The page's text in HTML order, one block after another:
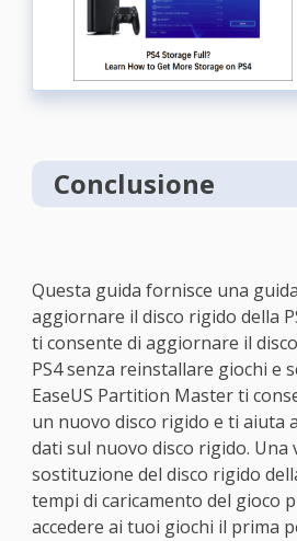
Conclusione
Questa guida fornisce una
aggiornare il disco rigido della
ti consente di aggiornare il
PS4 senza reinstallare giochi e
EaseUS Partition Master ti
un nuovo disco rigido e ti aiuta
dati sul nuovo disco rigido. Una
sostituzione del disco rigido
tempi di caricamento del gioco
accedere ai tuoi giochi il prima